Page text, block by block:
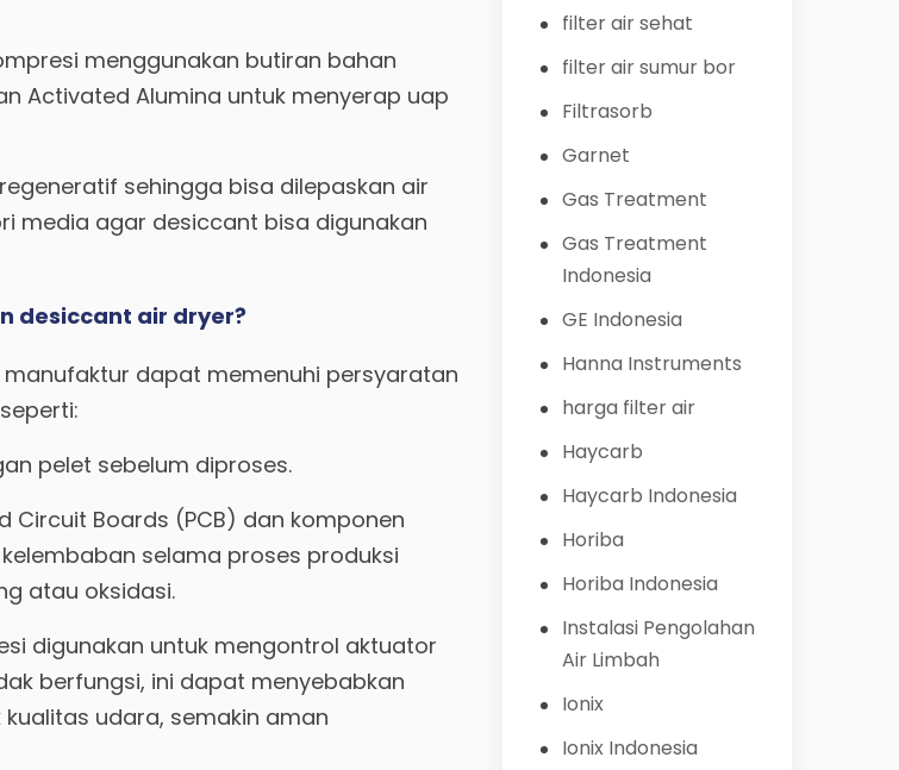
menggunakan butiran bahan
Activated Alumina untuk menyerap uap
sehingga bisa dilepaskan air
media agar desiccant bisa digunakan
desiccant air dryer?
dapat memenuhi persyaratan
pelet sebelum diproses.
Circuit Boards (PCB) dan komponen
selama proses produksi
atau oksidasi.
digunakan untuk mengontrol aktuator
berfungsi, ini dapat menyebabkan
udara, semakin aman
filter air sehat
filter air sumur bor
Filtrasorb
Garnet
Gas Treatment
Gas Treatment
Indonesia
GE Indonesia
Hanna Instruments
harga filter air
Haycarb
Haycarb Indonesia
Horiba
Horiba Indonesia
Instalasi Pengolahan
Air Limbah
Ionix
Ionix Indonesia